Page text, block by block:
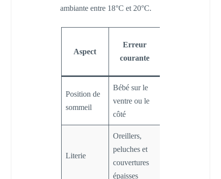
ambiante entre 18°C et 20°C.
Aspect
Erreur
courante
Position de
sommeil
Bébé sur le
ventre ou le
côté
Literie
Oreillers,
peluches et
couvertures
épaisses